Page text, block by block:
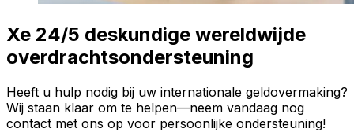
Xe 24/5 deskundige wereldwijde
overdrachtsondersteuning
Heeft u hulp nodig bij uw internationale geldovermaking?
Wij staan klaar om te helpen—neem vandaag nog
contact met ons op voor persoonlijke ondersteuning!